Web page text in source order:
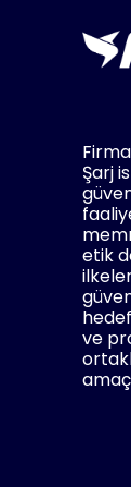
Şarj
etik
ve